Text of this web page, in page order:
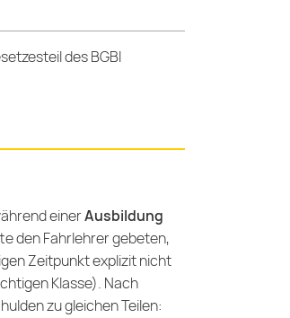
des BGBl
einerAusbildung
den Fahrlehrer gebeten,
Zeitpunkt explizit nicht
Klasse). Nach
zu gleichen Teilen: